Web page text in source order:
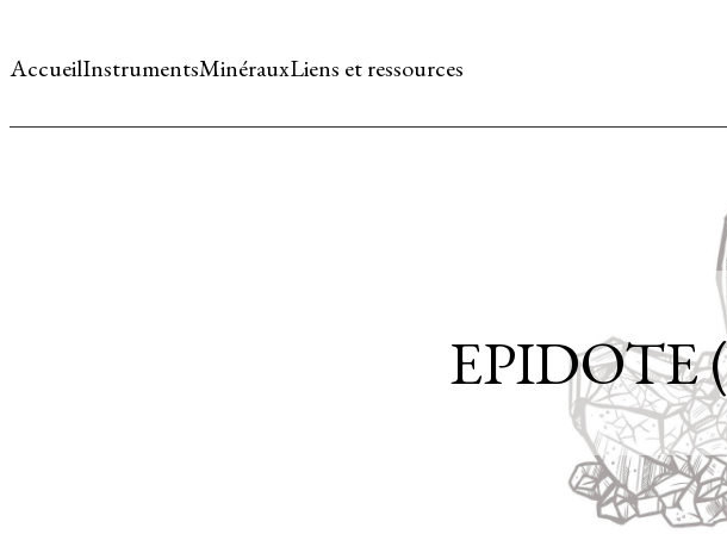
AccueilInstrumentsMinérauxLiens et ressources
EPIDOTE